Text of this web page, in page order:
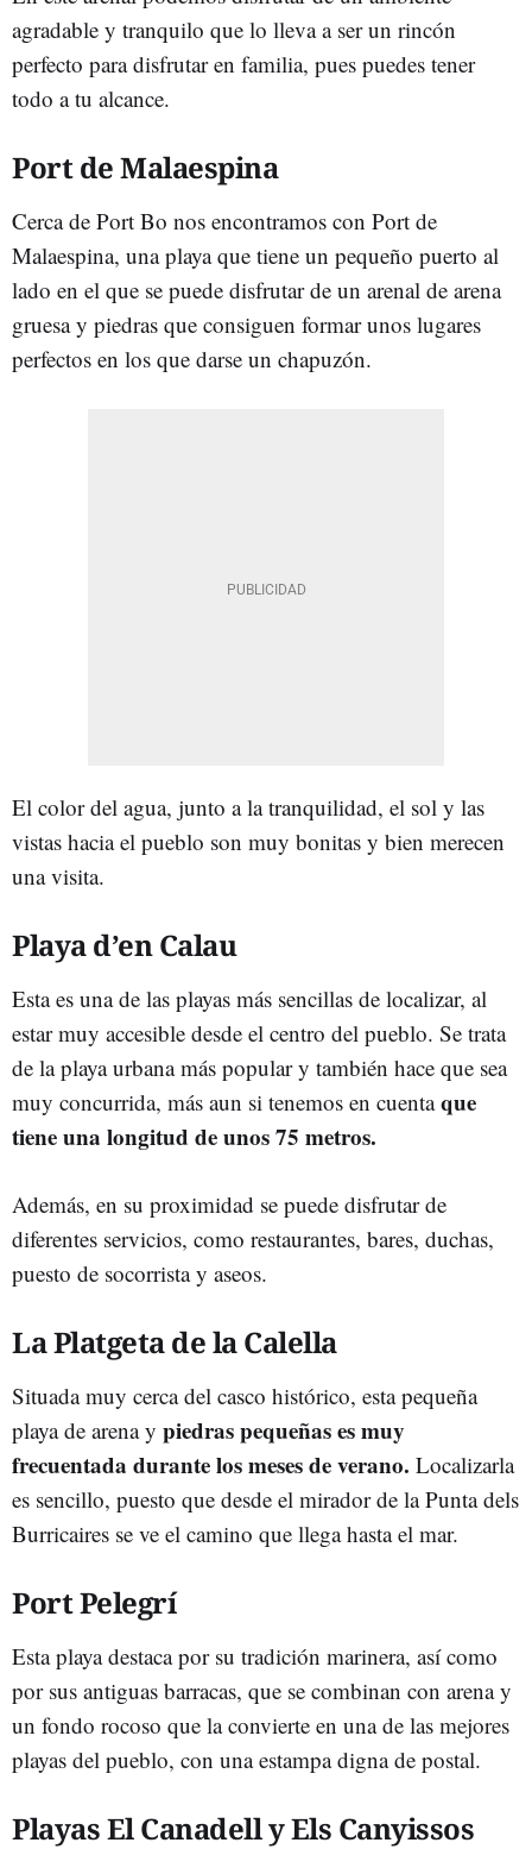
agradable y tranquilo que lo lleva a ser un rincón
perfecto para disfrutar en familia, pues puedes tener
todo a tu alcance.
Port de Malaespina
Cerca de Port Bo nos encontramos con Port de
Malaespina, una playa que tiene un pequeño puerto al
lado en el que se puede disfrutar de un arenal de arena
gruesa y piedras que consiguen formar unos lugares
perfectos en los que darse un chapuzón.
El color del agua, junto a la tranquilidad, el sol y las
vistas hacia el pueblo son muy bonitas y bien merecen
una visita.
Playa d’en Calau
Esta es una de las playas más sencillas de localizar, al
estar muy accesible desde el centro del pueblo. Se trata
de la playa urbana más popular y también hace que sea
muy concurrida, más aun si tenemos en cuentaque
tiene una longitud de unos 75 metros.
Además, en su proximidad se puede disfrutar de
diferentes servicios, como restaurantes, bares, duchas,
puesto de socorrista y aseos.
La Platgeta de la Calella
Situada muy cerca del casco histórico, esta pequeña
playa de arena y piedras pequeñas es muy
frecuentada durante los meses de verano. Localizarla
es sencillo, puesto que desde el mirador de la Punta dels
Burricaires se ve el camino que llega hasta el mar.
Port Pelegrí
Esta playa destaca por su tradición marinera, así como
por sus antiguas barracas, que se combinan con arena y
un fondo rocoso que la convierte en una de las mejores
playas del pueblo, con una estampa digna de postal.
Playas El Canadell y Els Canyissos